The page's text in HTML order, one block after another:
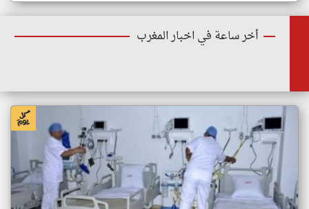
أخر ساعة في اخبار المغرب